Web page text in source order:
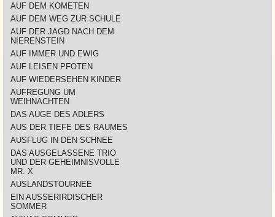
AUF DEM KOMETEN
AUF DEM WEG ZUR SCHULE
AUF DER JAGD NACH DEM
NIERENSTEIN
AUF IMMER UND EWIG
AUF LEISEN PFOTEN
AUF WIEDERSEHEN KINDER
AUFREGUNG UM
WEIHNACHTEN
DAS AUGE DES ADLERS
AUS DER TIEFE DES RAUMES
AUSFLUG IN DEN SCHNEE
DAS AUSGELASSENE TRIO
UND DER GEHEIMNISVOLLE
MR. X
AUSLANDSTOURNEE
EIN AUSSERIRDISCHER
SOMMER